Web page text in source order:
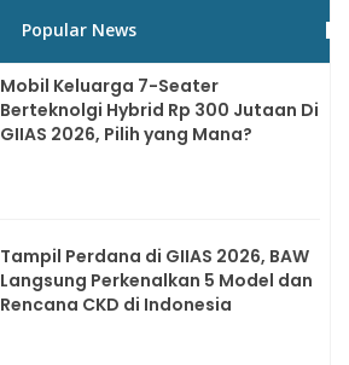
Popular News
Mobil Keluarga 7-Seater
Berteknolgi Hybrid Rp 300 Jutaan Di
GIIAS 2026, Pilih yang Mana?
Tampil Perdana di GIIAS 2026, BAW
Langsung Perkenalkan 5 Model dan
Rencana CKD di Indonesia